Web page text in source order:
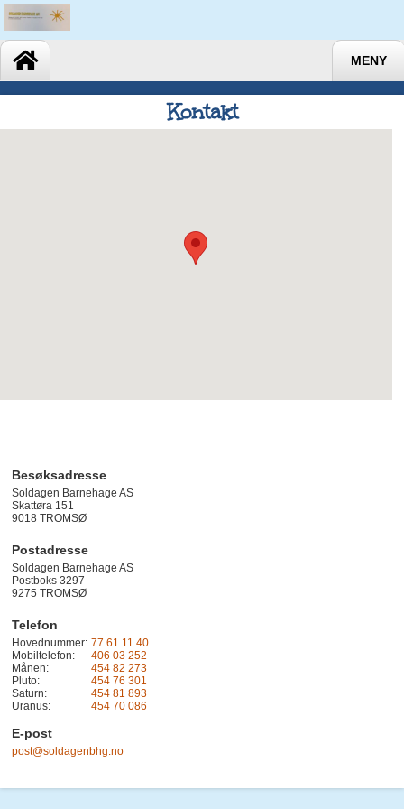
MENY
Kontakt
Besøksadresse
Soldagen Barnehage AS
Skattøra 151
9018TROMSØ
Postadresse
Soldagen Barnehage AS
Postboks 3297
9275 TROMSØ
Telefon
Hovednummer: 77 61 11 40
Mobiltelefon:
406 03 252
Månen:
454 82 273
Pluto:
454 76 301
Saturn:
454 81 893
Uranus:
454 70 086
E-post
post@soldagenbhg.no